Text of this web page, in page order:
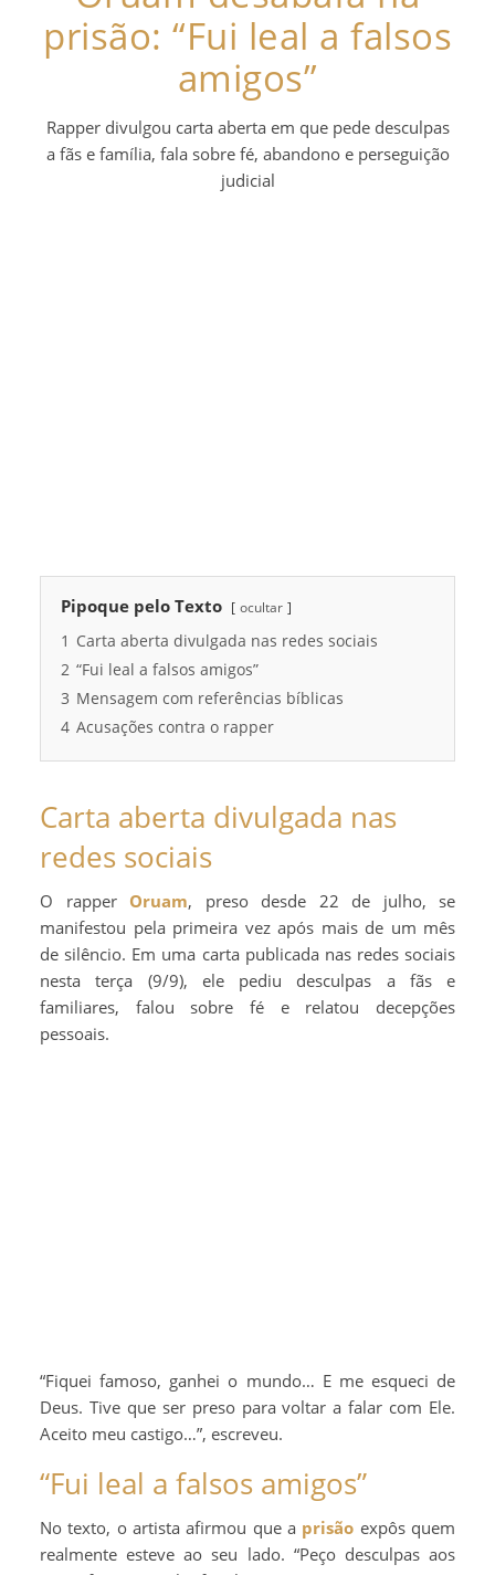
prisão: “Fui leal a falsos
amigos”
Rapper divulgou carta aberta em que pede desculpas
a fãs e família, fala sobre fé, abandono e perseguição
judicial
Pipoque pelo Texto ocultar
1 Carta aberta divulgada nas redes sociais
2 “Fui leal a falsos amigos”
3 Mensagem com referências bíblicas
4 Acusações contra o rapper
Carta aberta divulgada nas
redes sociais
O rapper Oruam, preso desde 22 de julho, se
manifestou pela primeira vez após mais de um mês
de silêncio. Em uma carta publicada nas redes sociais
nesta terça (9/9), ele pediu desculpas a fãs e
familiares, falou sobre fé e relatou decepções
pessoais.
“Fiquei famoso, ganhei o mundo… E me esqueci de
Deus. Tive que ser preso para voltar a falar com Ele.
Aceito meu castigo…”, escreveu.
“Fui leal a falsos amigos”
No texto, o artista afirmou que a prisão expôs quem
realmente esteve ao seu lado. “Peço desculpas aos